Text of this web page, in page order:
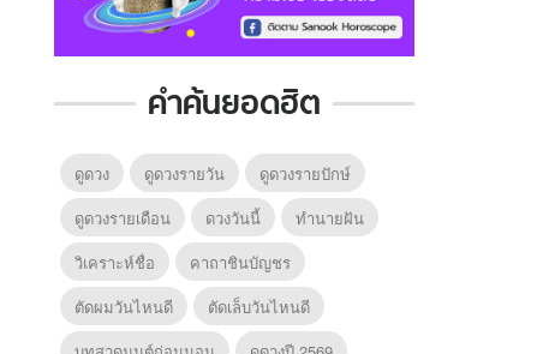
คำค้นยอดฮิต
ดูดวง ดูดวงรายวัน
ดูดวงรายปักษ์
ดูดวงรายเดือน
ดวงวันนี้
ทํานายฝัน
วิเคราะห์ชื่อ
คาถาชินบัญชร
ตัดผมวันไหนดี
ตัดเล็บวันไหนดี